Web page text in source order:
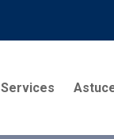
Services